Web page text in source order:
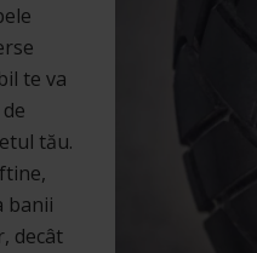
te va
tău.
banii
decât